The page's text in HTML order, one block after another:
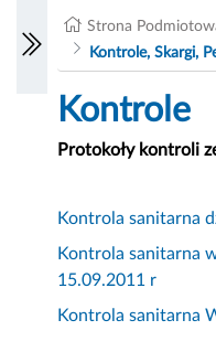
Strona
Kontrole, Skargi,
Kontrole
Protokoły kontroli
Kontrola sanitarna
Kontrola sanitarna
15.09.2011 r
Kontrola sanitarna